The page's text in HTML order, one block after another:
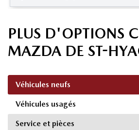
PLUS D'OPTIONS
MAZDA DE ST-
Véhicules neufs
Véhicules usagés
Service et pièces